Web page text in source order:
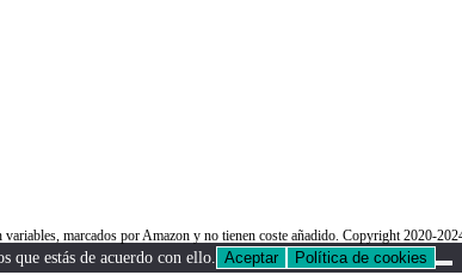
marcados por Amazon y no tienen coste añadido. Copyright
que estás de acuerdo con ello. Aceptar Política de cookies